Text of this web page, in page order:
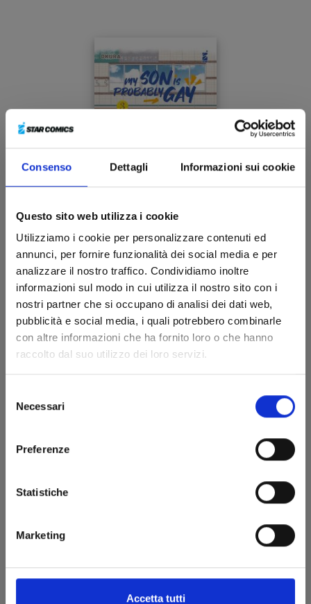
Consenso Dettagli Informazioni sui cookie
Questo sito web utilizza i cookie
Utilizziamo i cookie per personalizzare contenuti ed
annunci, per fornire funzionalità dei social media e per
analizzare il nostro traffico. Condividiamo inoltre
informazioni sul modo in cui utilizza il nostro sito con i
nostri partner che si occupano di analisi dei dati web,
pubblicità e social media, i quali potrebbero combinarle
con altre informazioni che ha fornito loro o che hanno
raccolto dal suo utilizzo dei loro servizi.
delNecessari
Preferenze
Statistiche
Marketing
Accetta tutti
MY SON IS PROBABLY GAY n. 3
13/10/2021
€ 6,90
MY SON IS PROBABLY GAY n. 2